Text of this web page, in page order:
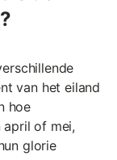
van het eiland
hoe
of mei,
glorie